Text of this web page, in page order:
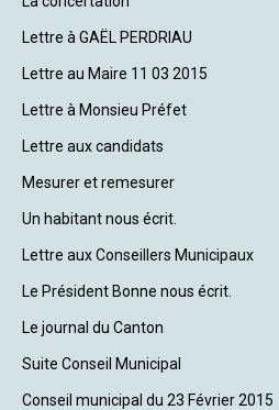
Lettre à GAËL PERDRIAU
Lettre au Maire 11 03 2015
Lettre à Monsieu Préfet
Lettre aux candidats
Mesurer et remesurer
Un habitant nous écrit.
Lettre aux Conseillers Municipaux
Le Président Bonne nous écrit.
Le journal du Canton
Suite Conseil Municipal
Conseil municipal du 23 Février 2015